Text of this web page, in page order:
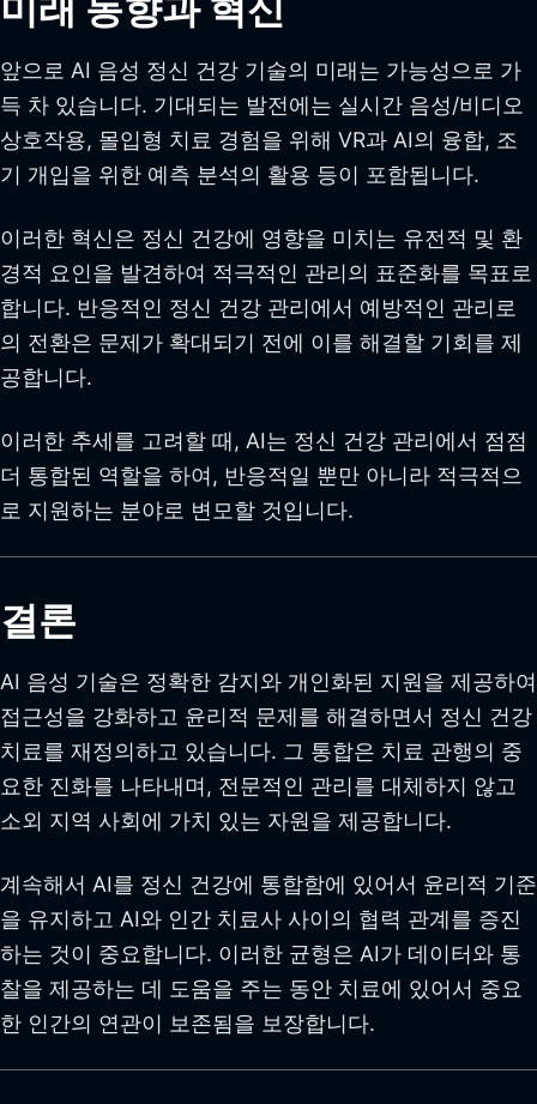
앞으로 AI 음성 정신 건강 기술의 미래는 가능성으로 가
득 차 있습니다. 기대되는 발전에는 실시간 음성/비디오
상호작용, 몰입형 치료 경험을 위해 VR과 AI의 융합, 조
기 개입을 위한 예측 분석의 활용 등이 포함됩니다.
이러한 혁신은 정신 건강에 영향을 미치는 유전적 및 환
경적 요인을 발견하여 적극적인 관리의 표준화를 목표로
합니다. 반응적인 정신 건강 관리에서 예방적인 관리로
의 전환은 문제가 확대되기 전에 이를 해결할 기회를 제
공합니다.
이러한 추세를 고려할 때, AI는 정신 건강 관리에서 점점
더 통합된 역할을 하여, 반응적일 뿐만 아니라 적극적으
로 지원하는 분야로 변모할 것입니다.
결론
AI 음성 기술은 정확한 감지와 개인화된 지원을 제공하여
접근성을 강화하고 윤리적 문제를 해결하면서 정신 건강
치료를 재정의하고 있습니다. 그 통합은 치료 관행의 중
요한 진화를 나타내며, 전문적인 관리를 대체하지 않고
소외 지역 사회에 가치 있는 자원을 제공합니다.
계속해서 AI를 정신 건강에 통합함에 있어서 윤리적 기준
을 유지하고 AI와 인간 치료사 사이의 협력 관계를 증진
하는 것이 중요합니다. 이러한 균형은 AI가 데이터와 통
찰을 제공하는 데 도움을 주는 동안 치료에 있어서 중요
한 인간의 연관이 보존됨을 보장합니다.